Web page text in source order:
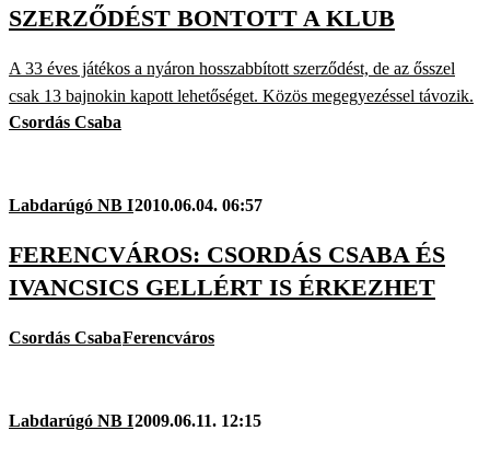
SZERZŐDÉST BONTOTT A KLUB
A 33 éves játékos a nyáron hosszabbított szerződést, de az ősszel
csak 13 bajnokin kapott lehetőséget. Közös megegyezéssel távozik.
Csordás Csaba
Labdarúgó NB I2010.06.04. 06:57
FERENCVÁROS: CSORDÁS CSABA ÉS
IVANCSICS GELLÉRT IS ÉRKEZHET
Csordás CsabaFerencváros
Labdarúgó NB I2009.06.11. 12:15